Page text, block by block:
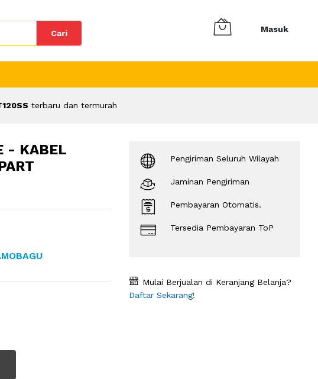
Cari Masuk
terbaru dan termurah
- KABEL
Pengiriman Seluruh Wilayah
Jaminan Pengiriman
Pembayaran Otomatis.
Tersedia Pembayaran ToP
Mulai Berjualan di Keranjang Belanja?
Daftar Sekarang!